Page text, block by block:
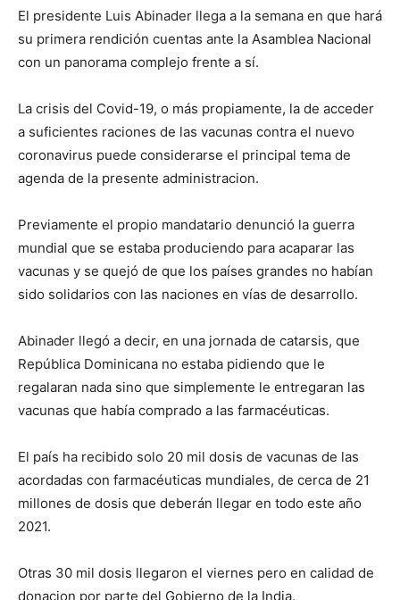
El presidente Luis Abinader llega a la semana en que hará
su primera rendición cuentas ante la Asamblea Nacional
con un panorama complejo frente a sí.
La crisis del Covid-19, o más propiamente, la de acceder
a suficientes raciones de las vacunas contra el nuevo
coronavirus puede considerarse el principal tema de
agenda de la presente administracion.
Previamente el propio mandatario denunció la guerra
mundial que se estaba produciendo para acaparar las
vacunas y se quejó de que los países grandes no habían
sido solidarios con las naciones en vías de desarrollo.
Abinader llegó a decir, en una jornada de catarsis, que
República Dominicana no estaba pidiendo que le
regalaran nada sino que simplemente le entregaran las
vacunas que había comprado a las farmacéuticas.
El país ha recibido solo 20 mil dosis de vacunas de las
acordadas con farmacéuticas mundiales, de cerca de 21
millones de dosis que deberán llegar en todo este año
2021.
Otras 30 mil dosis llegaron el viernes pero en calidad de
donacion por parte del Gobierno de la India.